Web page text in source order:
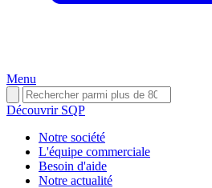
Menu
Découvrir SQP
Notre société
L'équipe commerciale
Besoin d'aide
Notre actualité